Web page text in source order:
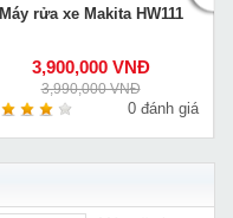
Máy rửa xe Makita HW111
3,900,000 VNĐ
3,990,000 VNĐ
0 đánh giá